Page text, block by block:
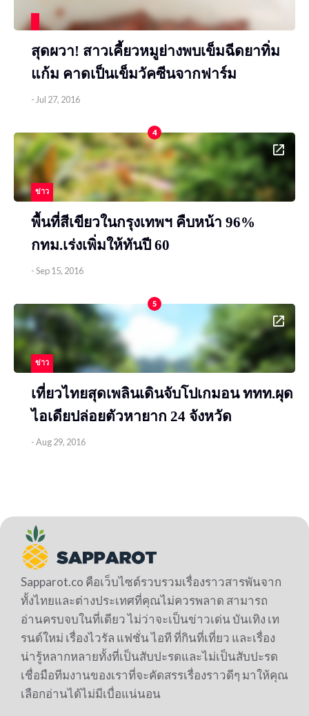
สุดผวา! สาวเคี้ยวหมูย่างพบเข็มฉีดยาทิ่ม
แก้ม คาดเป็นเข็มวัคซีนจากฟาร์ม
-Jul 27, 2016
4
ข่าว
พื้นที่สีเขียวในกรุงเทพฯ คืบหน้า 96%
กทม.เร่งเพิ่มให้ทันปี 60
-Sep 15, 2016
5
ข่าว
เที่ยวไทยสุดเพลินเดินจับโปเกมอน ททท.ผุด
ไอเดียปล่อยตัวหายาก 24 จังหวัด
-Aug 29, 2016
Sapparot.co คือเว็บไซต์รวบรวมเรื่องราวสารพันจาก
ทั้งไทยและต่างประเทศที่คุณไม่ควรพลาด สามารถ
อ่านครบจบในที่เดียว ไม่ว่าจะเป็นข่าวเด่น บันเทิง เท
รนด์ใหม่ เรื่องไวรัล แฟชั่น ไอที ที่กินที่เที่ยว และเรื่อง
น่ารู้หลากหลายทั้งที่เป็นสับปะรดและไม่เป็นสับปะรด
เชื่อมือทีมงานของเราที่จะคัดสรรเรื่องราวดีๆ มาให้คุณ
เลือกอ่านได้ไม่มีเบื่อแน่นอน